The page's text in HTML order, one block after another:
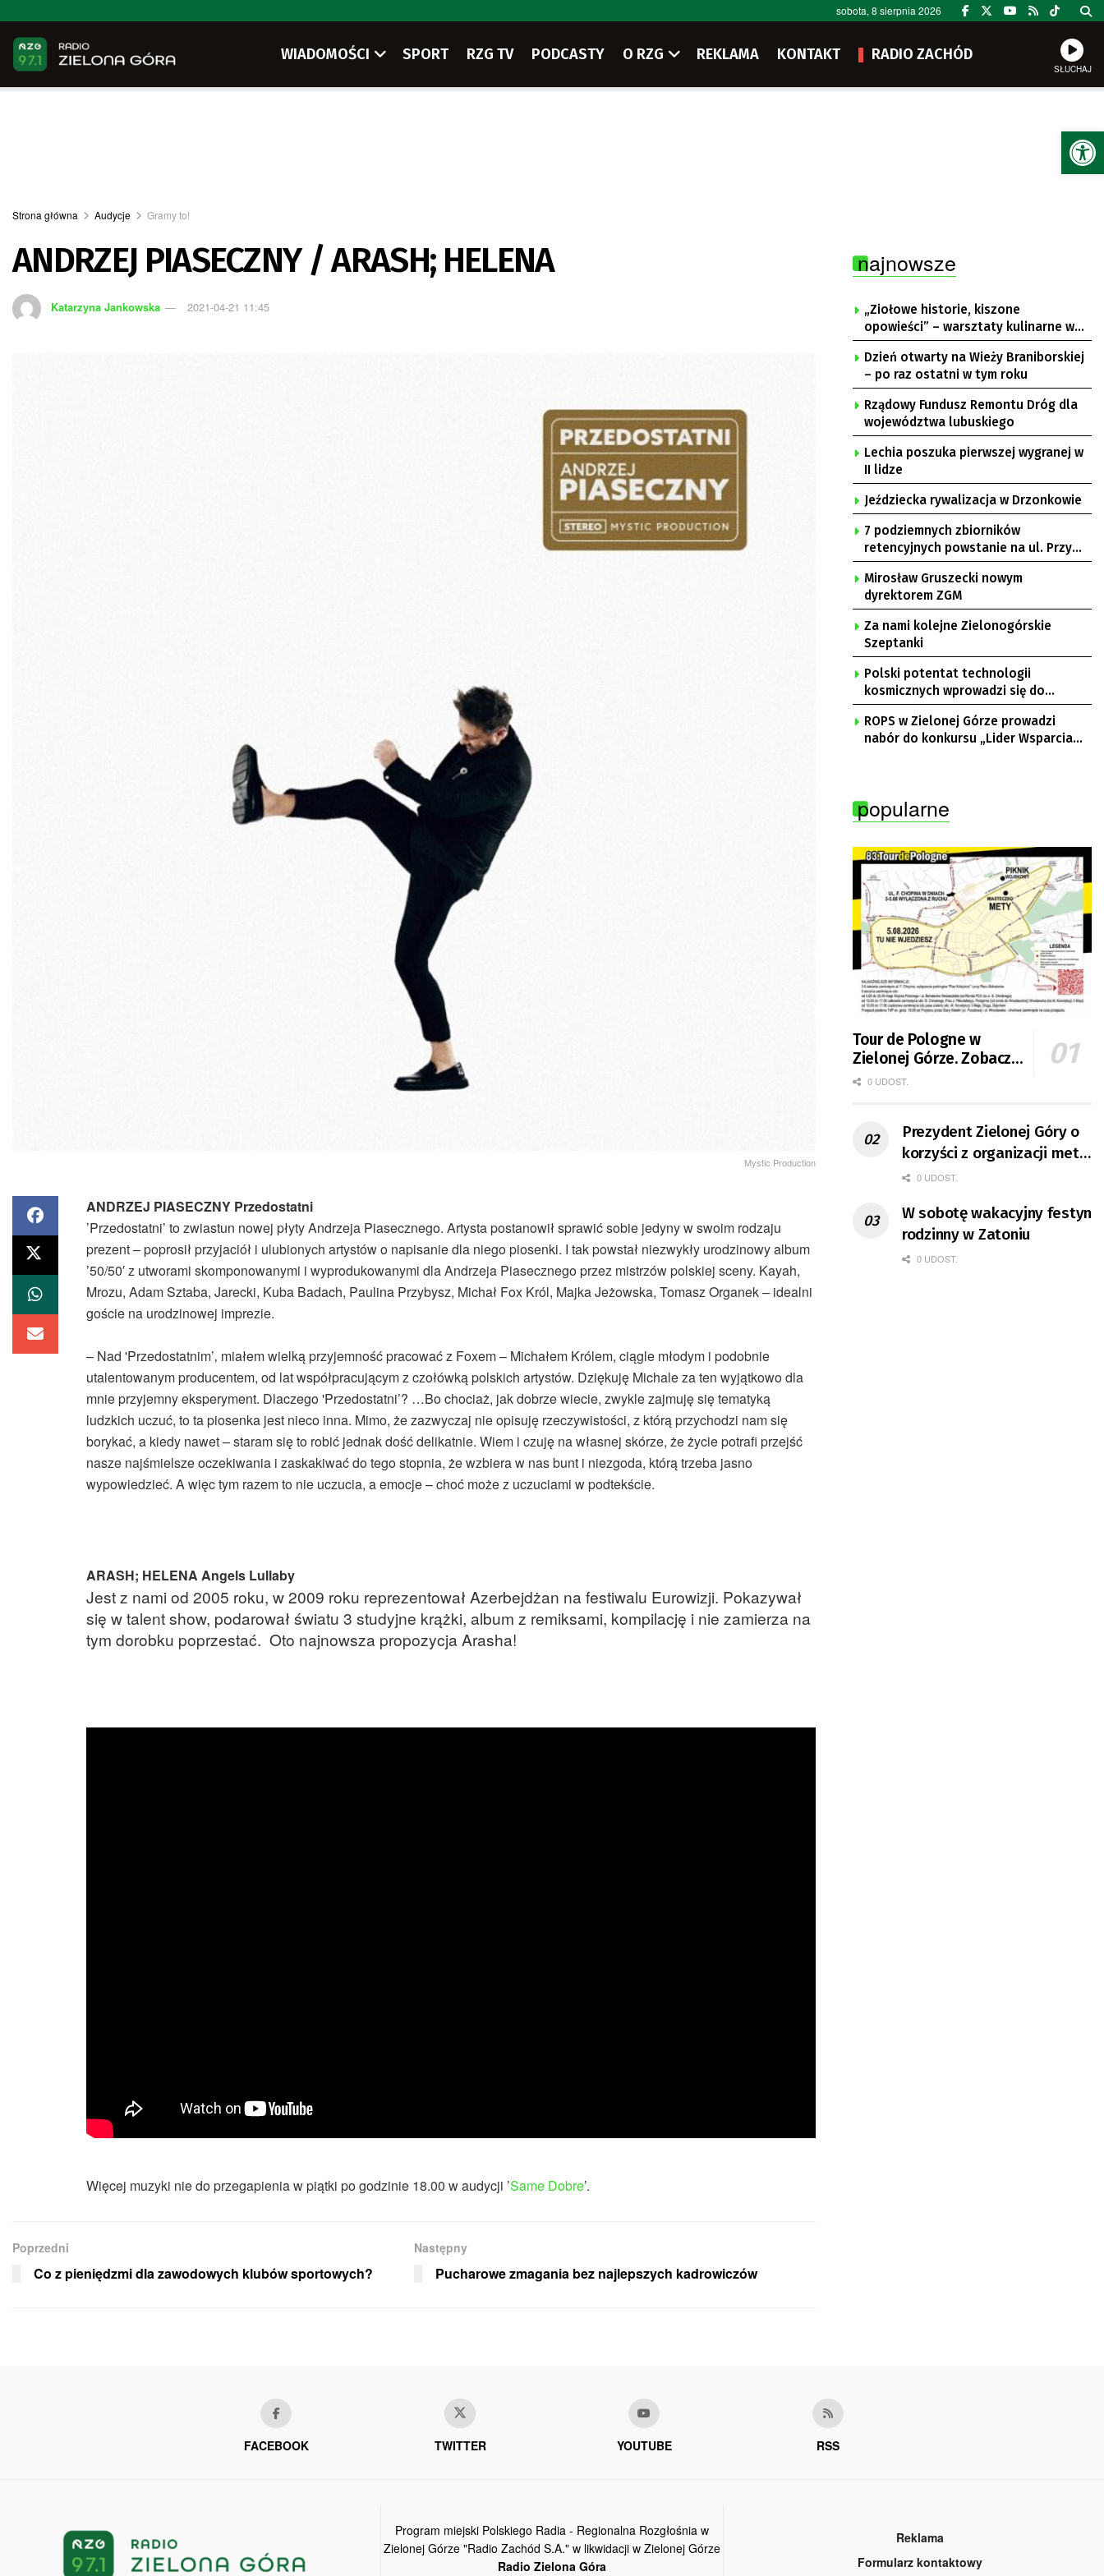
sobota, 8 sierpnia 2026
WIADOMOŚCI SPORT RZG TV PODCASTY O RZG REKLAMA KONTAKT RADIO ZACHÓD
SŁUCHAJ
Strona główna Audycje Gramy to!
ANDRZEJ PIASECZNY / ARASH; HELENA
Katarzyna Jankowska 2021-04-21 11:45
Mystic Production
ANDRZEJ PIASECZNY Przedostatni
’Przedostatni’ to zwiastun nowej płyty Andrzeja Piasecznego. Artysta postanowił sprawić sobie jedyny w swoim rodzaju
prezent – poprosił przyjaciół i ulubionych artystów o napisanie dla niego piosenki. I tak powstał niezwykły urodzinowy album
’50/50′ z utworami skomponowanymi i wyprodukowanymi dla Andrzeja Piasecznego przez mistrzów polskiej sceny. Kayah,
Mrozu, Adam Sztaba, Jarecki, Kuba Badach, Paulina Przybysz, Michał Fox Król, Majka Jeżowska, Tomasz Organek – idealni
goście na urodzinowej imprezie.
– Nad 'Przedostatnim’‚ miałem wielką przyjemność pracować z Foxem – Michałem Królem, ciągle młodym i podobnie
utalentowanym producentem, od lat współpracującym z czołówką polskich artystów. Dziękuję Michale za ten wyjątkowo dla
mnie przyjemny eksperyment. Dlaczego 'Przedostatni’? …Bo chociaż, jak dobrze wiecie, zwykle zajmuję się tematyką
ludzkich uczuć, to ta piosenka jest nieco inna. Mimo, że zazwyczaj nie opisuję rzeczywistości, z którą przychodzi nam się
borykać, a kiedy nawet – staram się to robić jednak dość delikatnie. Wiem i czuję na własnej skórze, że życie potrafi przejść
nasze najśmielsze oczekiwania i zaskakiwać do tego stopnia, że wzbiera w nas bunt i niezgoda, którą trzeba jasno
wypowiedzieć. A więc tym razem to nie uczucia, a emocje – choć może z uczuciami w podtekście.
ARASH; HELENA Angels Lullaby
Jest z nami od 2005 roku, w 2009 roku reprezentował Azerbejdżan na festiwalu Eurowizji. Pokazywał
się w talent show, podarował światu 3 studyjne krążki, album z remiksami, kompilację i nie zamierza na
tym dorobku poprzestać. Oto najnowsza propozycja Arasha!
Więcej muzyki nie do przegapienia w piątki po godzinie 18.00 w audycji ’Same Dobre’.
Poprzedni
Co z pieniędzmi dla zawodowych klubów sportowych?
Następny
Pucharowe zmagania bez najlepszych kadrowiczów
najnowsze
„Ziołowe historie, kiszone
opowieści” – warsztaty kulinarne w
Krępie
Dzień otwarty na Wieży Braniborskiej
– po raz ostatni w tym roku
Rządowy Fundusz Remontu Dróg dla
województwa lubuskiego
Lechia poszuka pierwszej wygranej w
II lidze
Jeździecka rywalizacja w Drzonkowie
7 podziemnych zbiorników
retencyjnych powstanie na ul. Przy
Gazowni
Mirosław Gruszecki nowym
dyrektorem ZGM
Za nami kolejne Zielonogórskie
Szeptanki
Polski potentat technologii
kosmicznych wprowadzi się do
Zielonej Góry
ROPS w Zielonej Górze prowadzi
nabór do konkursu „Lider Wsparcia
popularne
Tour de Pologne w
Zielonej Górze. Zobacz
zmiany w organizacji
0 UDOST.
Prezydent Zielonej Góry o
korzyści z organizacji mety
Tour de Pologne
0 UDOST.
W sobotę wakacyjny festyn
rodzinny w Zatoniu
0 UDOST.
FACEBOOK TWITTER YOUTUBE RSS
Program miejski Polskiego Radia - Regionalna Rozgłośnia w
Zielonej Górze "Radio Zachód S.A." w likwidacji w Zielonej Górze
Radio Zielona Góra
Reklama
Formularz kontaktowy